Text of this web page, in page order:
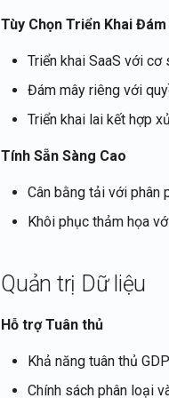
Tùy Chọn Triển Khai
Triển khai SaaS với
Đám mây riêng với
Triển khai lai kết hợp
Tính Sẵn Sàng Cao
Cân bằng tải với phân
Khôi phục thảm họa
Quản trị Dữ liệu
Hỗ trợ Tuân thủ
Khả năng tuân thủ
Chính sách phân loại